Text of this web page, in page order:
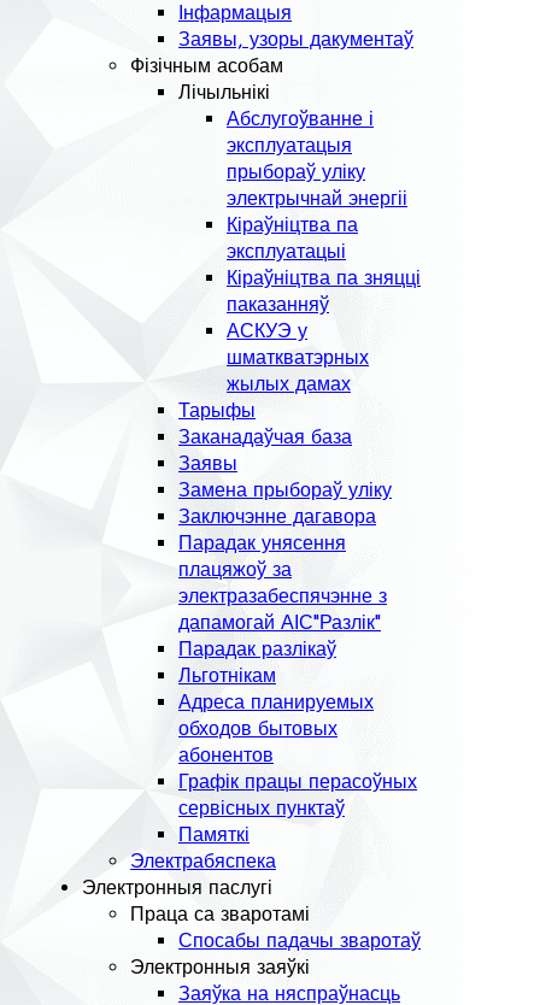
Інфармацыя
Заявы, узоры дакументаў
Фізічным асобам
Лічыльнікі
Абслугоўванне і
эксплуатацыя
прыбораў уліку
электрычнай энергіі
Кіраўніцтва па
эксплуатацыі
Кіраўніцтва па зняцці
паказанняў
АСКУЭ у
шматкватэрных
жылых дамах
Тарыфы
Заканадаўчая база
Заявы
Замена прыбораў уліку
Заключэнне дагавора
Парадак унясення
плацяжоў за
электразабеспячэнне з
дапамогай АІС"Разлік"
Парадак разлікаў
Льготнікам
Адреса планируемых
обходов бытовых
абонентов
Графік працы перасоўных
сервісных пунктаў
Памяткі
Электрабяспека
Электронныя паслугі
Праца са зваротамі
Спосабы падачы зваротаў
Электронныя заяўкі
Заяўка на няспраўнасць